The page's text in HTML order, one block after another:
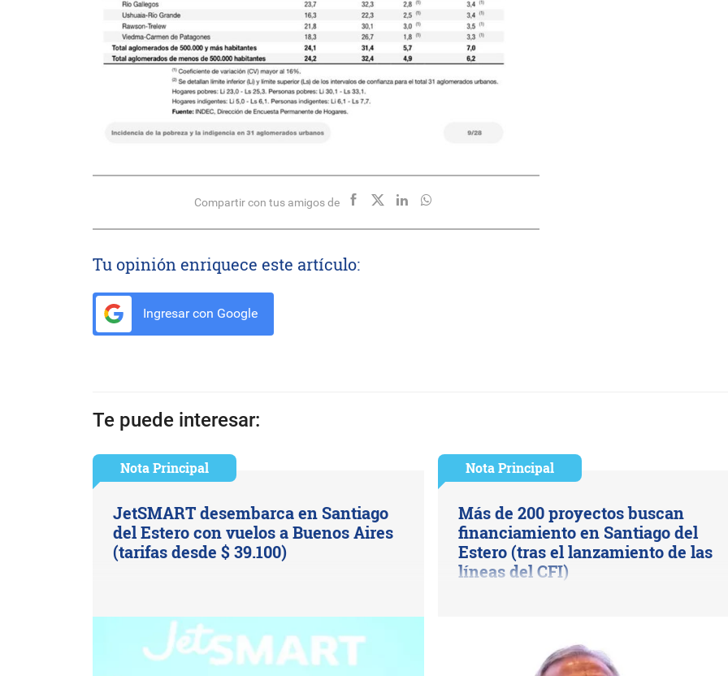
Compartir con tus amigos de
Tu opinión enriquece este artículo:
Ingresar con Google
Te puede interesar:
Nota Principal
JetSMART desembarca en Santiago
del Estero con vuelos a Buenos Aires
(tarifas desde $ 39.100)
Nota Principal
Más de 200 proyectos buscan
financiamiento en Santiago del
Estero (tras el lanzamiento de las
líneas del CFI)